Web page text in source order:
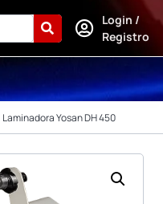
Login /
Registro
Laminadora Yosan DH 450